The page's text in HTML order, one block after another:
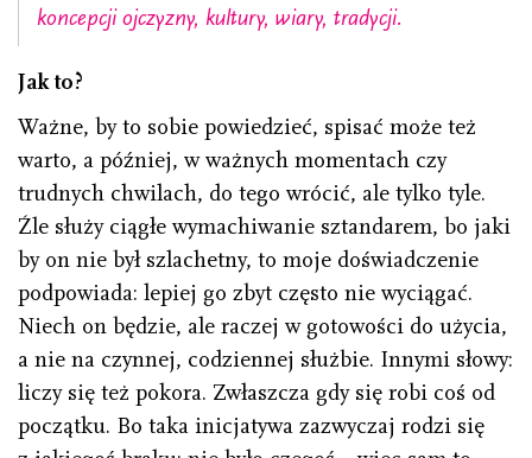
koncepcji ojczyzny, kultury, wiary, tradycji.
Jak to?
Ważne, by to sobie powiedzieć, spisać może też
warto, a później, w ważnych momentach czy
trudnych chwilach, do tego wrócić, ale tylko tyle.
Źle służy ciągłe wymachiwanie sztandarem, bo jaki
by on nie był szlachetny, to moje doświadczenie
podpowiada: lepiej go zbyt często nie wyciągać.
Niech on będzie, ale raczej w gotowości do użycia,
a nie na czynnej, codziennej służbie. Innymi słowy:
liczy się też pokora. Zwłaszcza gdy się robi coś od
początku. Bo taka inicjatywa zazwyczaj rodzi się